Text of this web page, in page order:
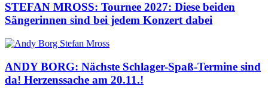
STEFAN MROSS: Tournee 2027: Diese beiden
Sängerinnen sind bei jedem Konzert dabei
ANDY BORG: Nächste Schlager-Spaß-Termine sind
da! Herzenssache am 20.11.!